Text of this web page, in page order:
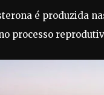
é produzida
processo